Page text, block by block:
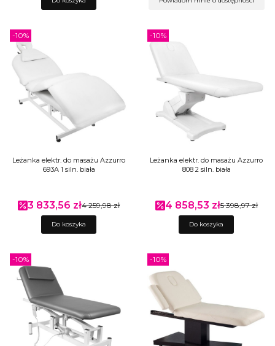
Leżanka elektr. do masażu Azzurro
693A 1 siln. biała
Cena promocyjna
3 833,56 zł4 259,98 zł
-10%
Do koszyka
Leżanka elektr. do masażu Azzurro
808 2 siln. biała
Cena promocyjna
4 858,53 zł5 398,97 zł
-10%
Do koszyka
-10% -10%